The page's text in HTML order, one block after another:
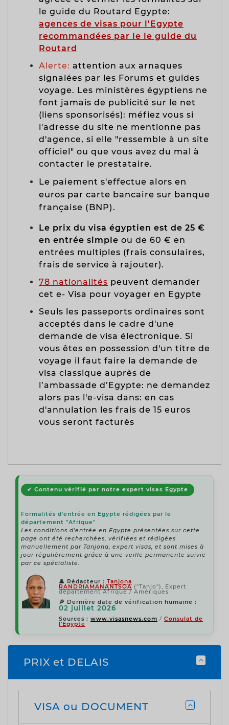
le guide du Routard Egypte:
agences de visas pour l'Egypte
recommandées par le le guide du
Routard
Alerte: attention aux arnaques
signalées par les Forums et guides
voyage. Les ministères égyptiens ne
font jamais de publicité sur le net
(liens sponsorisés): méfiez vous si
l'adresse du site ne mentionne pas
d'agence, si elle "ressemble à un site
officiel" ou que vous avez du mal à
contacter le prestataire.
Le paiement s'effectue alors en
euros par carte bancaire sur banque
française (BNP).
Le prix du visa égyptien est de 25 €
en entrée simple ou de 60 € en
entrées multiples (frais consulaires,
frais de service à rajouter).
78 nationalités peuvent demander
cet e- Visa pour voyager en Egypte
Seuls les passeports ordinaires sont
acceptés dans le cadre d'une
demande de visa électronique. Si
vous êtes en possession d'un titre de
voyage il faut faire la demande de
visa classique auprès de
l’ambassade d’Egypte: ne demandez
alors pas l'e-visa dans: en cas
d'annulation les frais de 15 euros
vous seront facturés
✔ Contenu vérifié par notre expert visas Egypte
Formalités d'entrée en Egypte rédigées par le
département "Afrique"
Les conditions d'entrée en Egypte présentées sur cette
page ont été recherchées, vérifiées et rédigées
manuellement par Tanjona, expert visas, et sont mises à
jour régulièrement grâce à une veille permanente suivie
par ce spécialiste.
👤 Rédacteur : Tanjona
RANDRIAMANANTSOA ("Tanjo"), Expert
département Afrique / Amériques
🔎 Dernière date de vérification humaine :
02 juillet 2026
Sources : www.visasnews.com / Consulat de
l'Egypte
PRIX et DELAIS
VISA ou DOCUMENT